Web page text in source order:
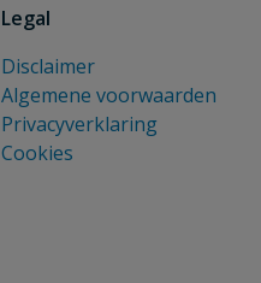
Legal
Disclaimer
Algemene voorwaarden
Privacyverklaring
Cookies